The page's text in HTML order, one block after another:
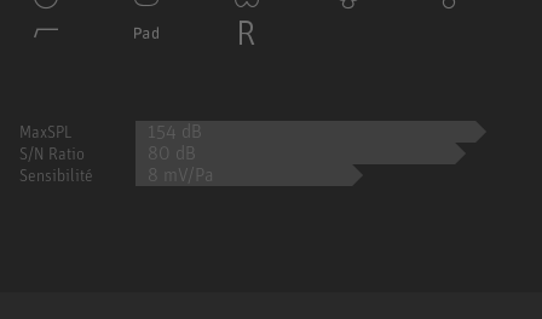
MaxSPL 154 dB
S/N Ratio 80 dB
Sensibilité 8 mV/Pa